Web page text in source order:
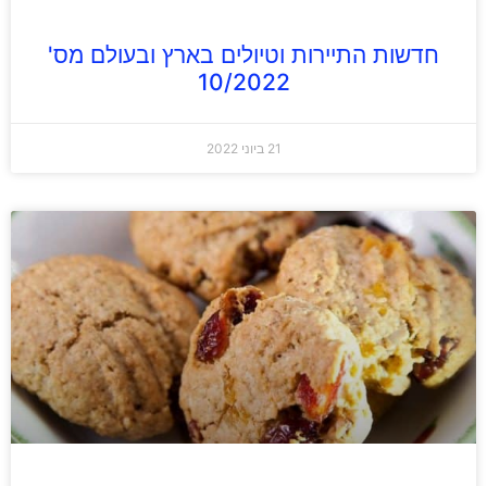
חדשות התיירות וטיולים בארץ ובעולם מס'
10/2022
21 ביוני 2022